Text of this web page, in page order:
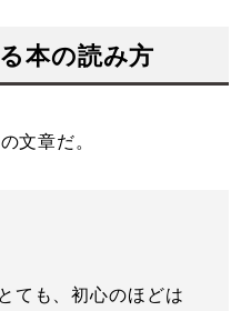
本の読み方
文章だ。
ても、初心のほどは